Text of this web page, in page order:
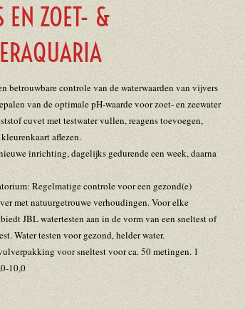
EN ZOET- &
betrouwbare controle van de waterwaarden van vijvers
van de optimale pH-waarde voor zoet- en zeewater
cuvet met testwater vullen, reagens toevoegen,
aflezen.
inrichting, dagelijks gedurende een week, daarna
Regelmatige controle voor een gezond(e)
met natuurgetrouwe verhoudingen. Voor elke
JBL watertesten aan in de vorm van een sneltest of
Water testen voor gezond, helder water.
voor sneltest voor ca. 50 metingen. 1
10,0